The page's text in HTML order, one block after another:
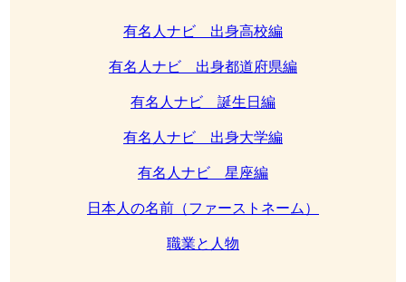
有名人ナビ 出身高校編
有名人ナビ 出身都道府県編
有名人ナビ 誕生日編
有名人ナビ 出身大学編
有名人ナビ 星座編
日本人の名前（ファーストネーム）
職業と人物